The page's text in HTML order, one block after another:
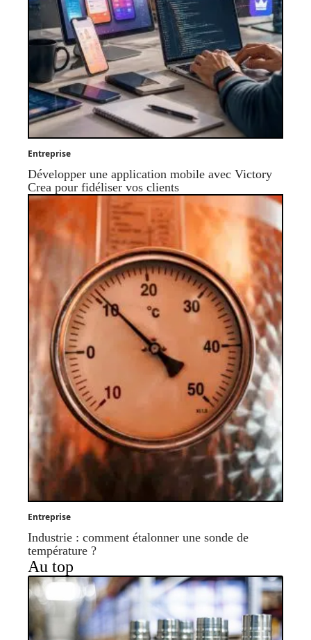
Entreprise
Développer une application mobile avec Victory
Crea pour fidéliser vos clients
Entreprise
Industrie : comment étalonner une sonde de
température ?
Au top